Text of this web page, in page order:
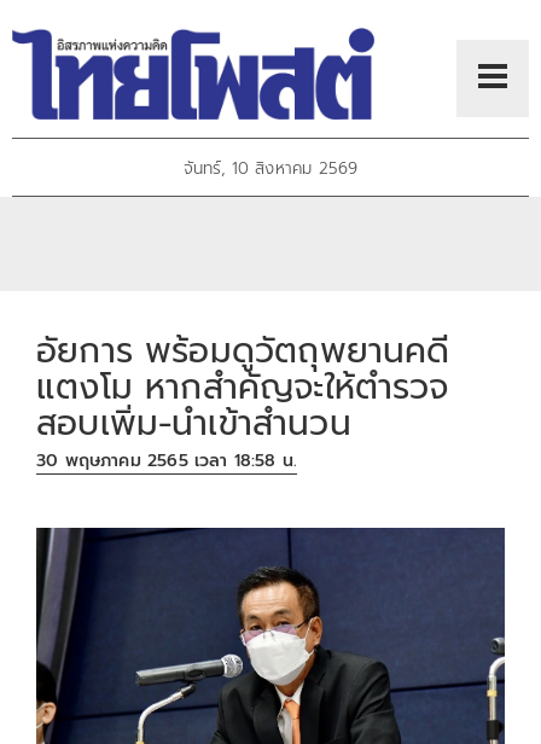
จันทร์, 10 สิงหาคม 2569
อัยการ พร้อมดูวัตถุพยานคดี
แตงโม หากสำคัญจะให้ตำรวจ
สอบเพิ่ม-นำเข้าสำนวน
30 พฤษภาคม 2565 เวลา 18:58 น.